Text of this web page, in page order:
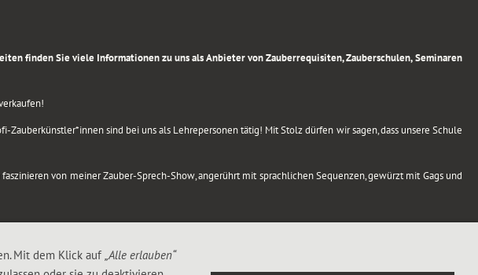
finden Sie viele Informationen zu uns als Anbieter von Zauberrequisiten, Zauberschulen, Seminaren
sind bei uns als Lehrepersonen tätig! Mit Stolz dürfen wir sagen, dass unsere Schule
von meiner Zauber-Sprech-Show, angerührt mit sprachlichen Sequenzen, gewürzt mit Gags und
Mit dem Klick auf „Alle erlauben“